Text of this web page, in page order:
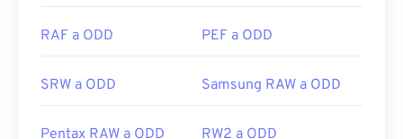
RAF a ODD PEF a ODD
SRW a ODD Samsung RAW a ODD
Pentax RAW a ODD RW2 a ODD